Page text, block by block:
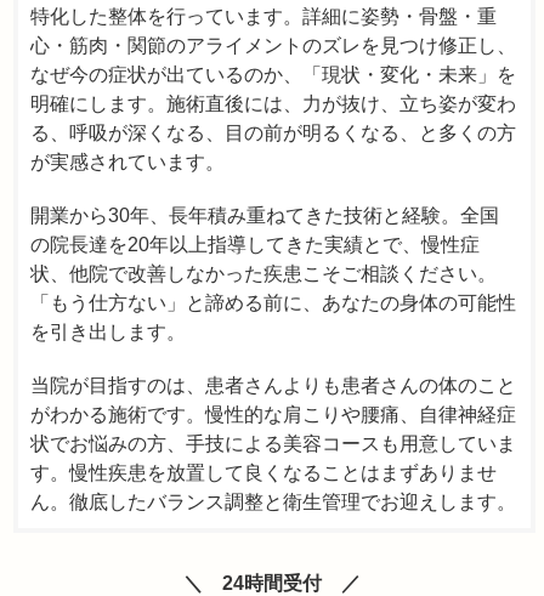
特化した整体を行っています。詳細に姿勢・骨盤・重
心・筋肉・関節のアライメントのズレを見つけ修正し、
なぜ今の症状が出ているのか、「現状・変化・未来」を
明確にします。施術直後には、力が抜け、立ち姿が変わ
る、呼吸が深くなる、目の前が明るくなる、と多くの方
が実感されています。
開業から30年、長年積み重ねてきた技術と経験。全国
の院長達を20年以上指導してきた実績とで、慢性症
状、他院で改善しなかった疾患こそご相談ください。
「もう仕方ない」と諦める前に、あなたの身体の可能性
を引き出します。
当院が目指すのは、患者さんよりも患者さんの体のこと
がわかる施術です。慢性的な肩こりや腰痛、自律神経症
状でお悩みの方、手技による美容コースも用意していま
す。慢性疾患を放置して良くなることはまずありませ
ん。徹底したバランス調整と衛生管理でお迎えします。
24時間受付